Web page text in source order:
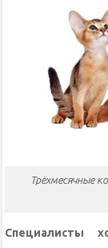
Трёхмесячные
Специалисты